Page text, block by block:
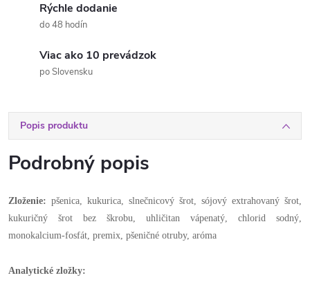
Rýchle dodanie
do 48 hodín
Viac ako 10 prevádzok
po Slovensku
Popis produktu
Podrobný popis
Zloženie: pšenica, kukurica, slnečnicový šrot, sójový extrahovaný šrot,
kukuričný šrot bez škrobu, uhličitan vápenatý, chlorid sodný,
monokalcium-fosfát, premix, pšeničné otruby, aróma
Analytické zložky: